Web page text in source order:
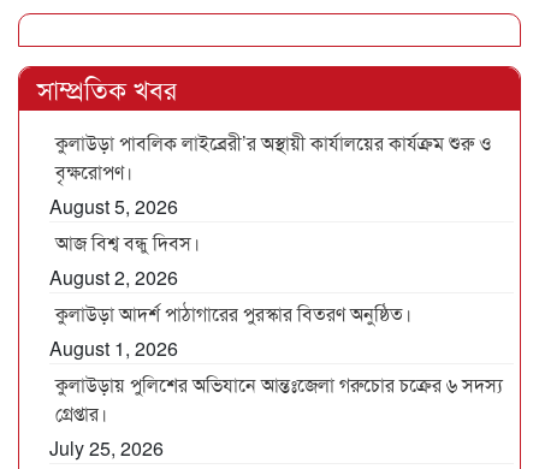
সাম্প্রতিক খবর
কুলাউড়া পাবলিক লাইব্রেরী’র অস্থায়ী কার্যালয়ের কার্যক্রম শুরু ও
বৃক্ষরোপণ।
August 5, 2026
আজ বিশ্ব বন্ধু দিবস।
August 2, 2026
কুলাউড়া আদর্শ পাঠাগারের পুরস্কার বিতরণ অনুষ্ঠিত।
August 1, 2026
কুলাউড়ায় পুলিশের অভিযানে আন্তঃজেলা গরুচোর চক্রের ৬ সদস্য
গ্রেপ্তার।
July 25, 2026